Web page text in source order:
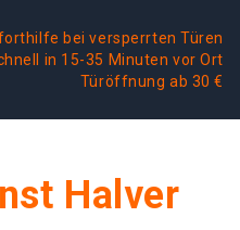
bei versperrten Türen
in 15-35 Minuten vor Ort
Türöffnung ab 30 €
Halver